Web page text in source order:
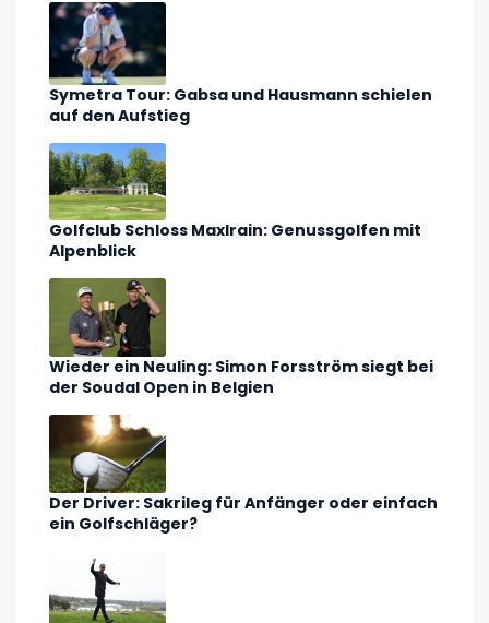
Symetra Tour: Gabsa und Hausmann schielen
auf den Aufstieg
Golfclub Schloss Maxlrain: Genussgolfen mit
Alpenblick
Wieder ein Neuling: Simon Forsström siegt bei
der Soudal Open in Belgien
Der Driver: Sakrileg für Anfänger oder einfach
ein Golfschläger?